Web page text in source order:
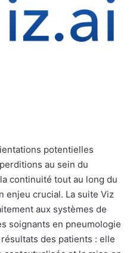
potentielles
au sein du
continuité tout au long du
enjeu crucial. La suite Viz
aux systèmes de
soignants en pneumologie
des patients : elle